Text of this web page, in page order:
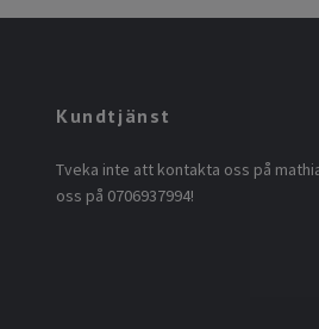
Kundtjänst
Tveka inte att kontakta oss på
oss på 0706937994!